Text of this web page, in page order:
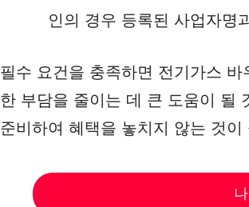
인의 경우 등록된 사업자명
필수 요건을 충족하면 전기가스
한 부담을 줄이는 데 큰 도움이 될
준비하여 혜택을 놓치지 않는 것이